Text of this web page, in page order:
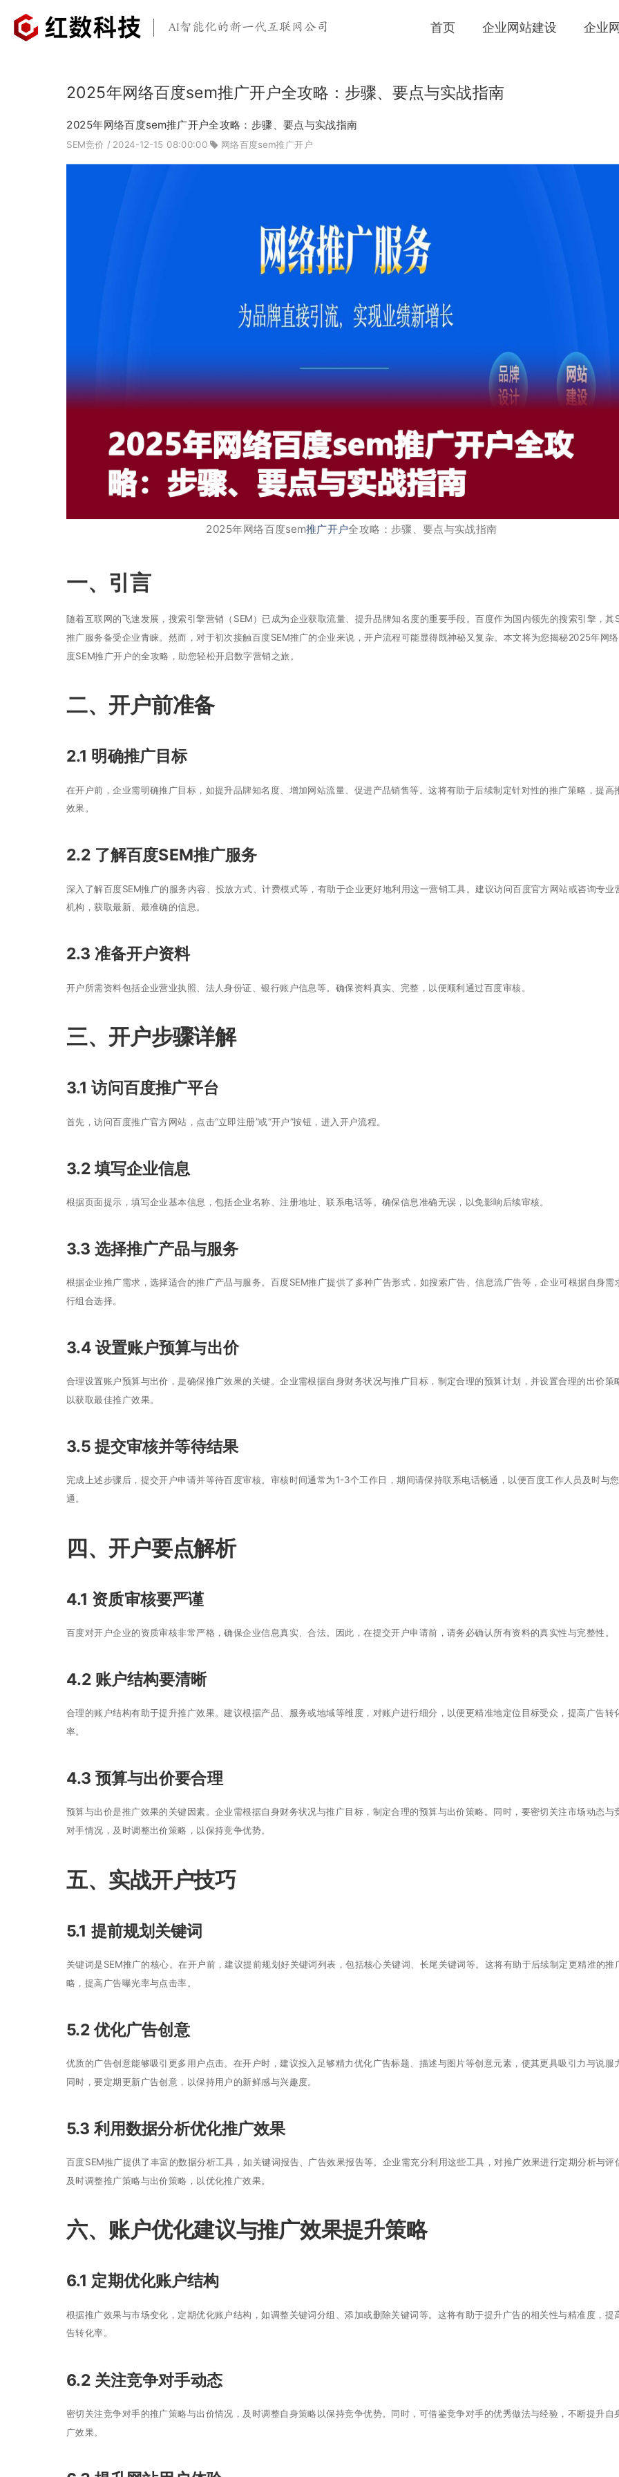
AI智能化的新一代互联网公司 首页 企业网站建设 企业
2025年网络百度sem推广开户全攻略：步骤、要点与实战指南
2025年网络百度sem推广开户全攻略：步骤、要点与实战指南
SEM竞价 / 2024-12-15 08:00:00 网络百度sem推广开户
2025年网络百度sem推广开户全攻略：步骤、要点与实战指南
一、引言
随着互联网的飞速发展，搜索引擎营销（SEM）已成为企业获取流量、提升品牌知名度的重要手段。百度作为国内领先的搜索引擎，其
推广服务备受企业青睐。然而，对于初次接触百度SEM推广的企业来说，开户流程可能显得既神秘又复杂。本文将为您揭秘2025年网
度SEM推广开户的全攻略，助您轻松开启数字营销之旅。
二、开户前准备
2.1 明确推广目标
在开户前，企业需明确推广目标，如提升品牌知名度、增加网站流量、促进产品销售等。这将有助于后续制定针对性的推广策略，提高
效果。
2.2 了解百度SEM推广服务
深入了解百度SEM推广的服务内容、投放方式、计费模式等，有助于企业更好地利用这一营销工具。建议访问百度官方网站或咨询专业
机构，获取最新、最准确的信息。
2.3 准备开户资料
开户所需资料包括企业营业执照、法人身份证、银行账户信息等。确保资料真实、完整，以便顺利通过百度审核。
三、开户步骤详解
3.1 访问百度推广平台
首先，访问百度推广官方网站，点击“立即注册”或“开户”按钮，进入开户流程。
3.2 填写企业信息
根据页面提示，填写企业基本信息，包括企业名称、注册地址、联系电话等。确保信息准确无误，以免影响后续审核。
3.3 选择推广产品与服务
根据企业推广需求，选择适合的推广产品与服务。百度SEM推广提供了多种广告形式，如搜索广告、信息流广告等，企业可根据自身需
行组合选择。
3.4 设置账户预算与出价
合理设置账户预算与出价，是确保推广效果的关键。企业需根据自身财务状况与推广目标，制定合理的预算计划，并设置合理的出价策
以获取最佳推广效果。
3.5 提交审核并等待结果
完成上述步骤后，提交开户申请并等待百度审核。审核时间通常为1-3个工作日，期间请保持联系电话畅通，以便百度工作人员及时与
通。
四、开户要点解析
4.1 资质审核要严谨
百度对开户企业的资质审核非常严格，确保企业信息真实、合法。因此，在提交开户申请前，请务必确认所有资料的真实性与完整性。
4.2 账户结构要清晰
合理的账户结构有助于提升推广效果。建议根据产品、服务或地域等维度，对账户进行细分，以便更精准地定位目标受众，提高广告转
率。
4.3 预算与出价要合理
预算与出价是推广效果的关键因素。企业需根据自身财务状况与推广目标，制定合理的预算与出价策略。同时，要密切关注市场动态与
对手情况，及时调整出价策略，以保持竞争优势。
五、实战开户技巧
5.1 提前规划关键词
关键词是SEM推广的核心。在开户前，建议提前规划好关键词列表，包括核心关键词、长尾关键词等。这将有助于后续制定更精准的推
略，提高广告曝光率与点击率。
5.2 优化广告创意
优质的广告创意能够吸引更多用户点击。在开户时，建议投入足够精力优化广告标题、描述与图片等创意元素，使其更具吸引力与说服
同时，要定期更新广告创意，以保持用户的新鲜感与兴趣度。
5.3 利用数据分析优化推广效果
百度SEM推广提供了丰富的数据分析工具，如关键词报告、广告效果报告等。企业需充分利用这些工具，对推广效果进行定期分析与评
及时调整推广策略与出价策略，以优化推广效果。
六、账户优化建议与推广效果提升策略
6.1 定期优化账户结构
根据推广效果与市场变化，定期优化账户结构，如调整关键词分组、添加或删除关键词等。这将有助于提升广告的相关性与精准度，提
告转化率。
6.2 关注竞争对手动态
密切关注竞争对手的推广策略与出价情况，及时调整自身策略以保持竞争优势。同时，可借鉴竞争对手的优秀做法与经验，不断提升自
广效果。